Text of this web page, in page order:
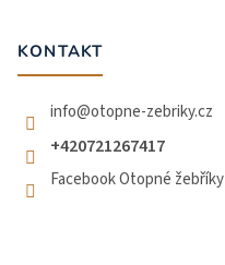
KONTAKT
info@otopne-zebriky.cz
+420721267417
Facebook Otopné žebříky